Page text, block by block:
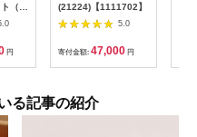
（プ
健
ッ
ょう
】
円
(21224)【1111702】
5.0
寄付金額: 47,000 円
る記事の紹介